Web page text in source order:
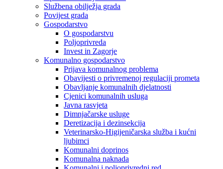
Službena obilježja grada
Povijest grada
Gospodarstvo
O gospodarstvu
Poljoprivreda
Invest in Zagorje
Komunalno gospodarstvo
Prijava komunalnog problema
Obavijesti o privremenoj regulaciji prometa
Obavljanje komunalnih djelatnosti
Cjenici komunalnih usluga
Javna rasvjeta
Dimnjačarske usluge
Deretizacija i dezinsekcija
Veterinarsko-Higijeničarska služba i kućni
ljubimci
Komunalni doprinos
Komunalna naknada